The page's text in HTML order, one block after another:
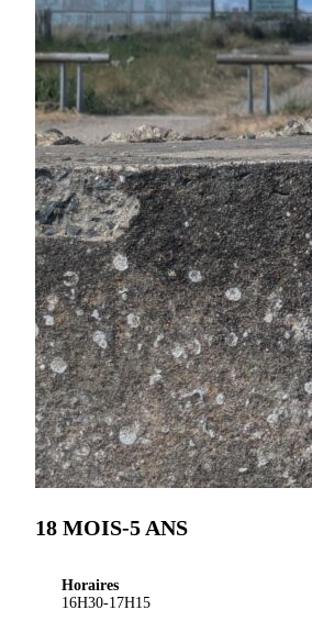
18 MOIS-5 ANS
Horaires
16H30-17H15